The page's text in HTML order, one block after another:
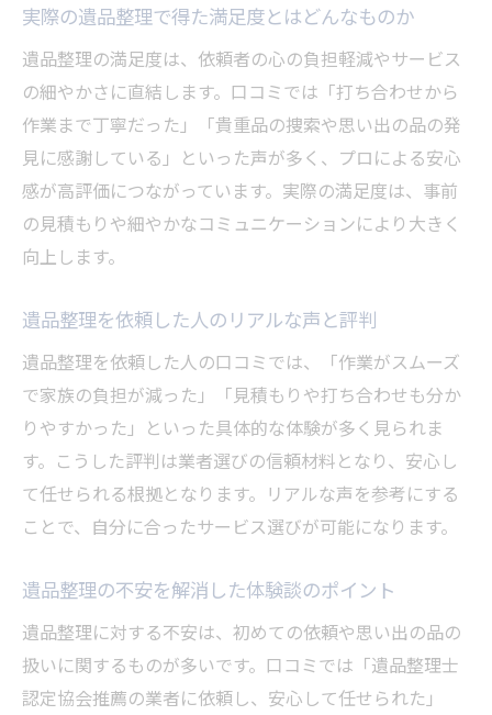
信頼できる遺品整理の特徴とは秋田県潟上市版
遺品整理で信頼される業者の特徴まとめ
口コミ高評価の遺品整理業者に共通する点
遺品整理で安心できる業者の選び方を解説
秋田県潟上市の遺品整理業者選びの基準
遺品整理の質を高める信頼のポイント紹介
信頼感重視の遺品整理サービス活用術
遺品整理で後悔しないための口コミ実例集
トラブル回避に役立つ遺品整理体験ポイン
ト
口コミで学ぶ遺品整理失敗例と対策方法
遺品整理の評判から得られる注意点まとめ
満足度を高める遺品整理依頼のコツ紹介
ト
評判が高い遺品整理業者の見極め方
遺品整理で評判の良い業者を選ぶ方法
口コミで見抜く遺品整理業者の信頼性
実際の遺品整理で得た満足度とはどんなものか
遺品整理の満足度は、依頼者の心の負担軽減やサービス
の細やかさに直結します。口コミでは「打ち合わせから
作業まで丁寧だった」「貴重品の捜索や思い出の品の発
見に感謝している」といった声が多く、プロによる安心
感が高評価につながっています。実際の満足度は、事前
の見積もりや細やかなコミュニケーションにより大きく
向上します。
遺品整理を依頼した人のリアルな声と評判
遺品整理を依頼した人の口コミでは、「作業がスムーズ
で家族の負担が減った」「見積もりや打ち合わせも分か
りやすかった」といった具体的な体験が多く見られま
す。こうした評判は業者選びの信頼材料となり、安心し
て任せられる根拠となります。リアルな声を参考にする
ことで、自分に合ったサービス選びが可能になります。
遺品整理の不安を解消した体験談のポイント
遺品整理に対する不安は、初めての依頼や思い出の品の
扱いに関するものが多いです。口コミでは「遺品整理士
認定協会推薦の業者に依頼し、安心して任せられた」